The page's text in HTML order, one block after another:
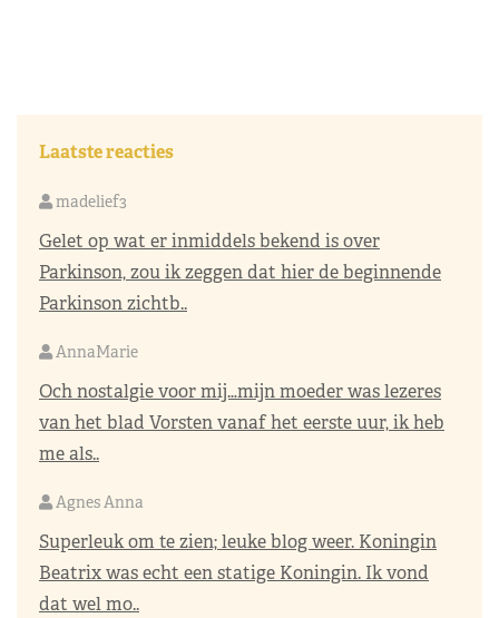
Laatste reacties
madelief3
Gelet op wat er inmiddels bekend is over
Parkinson, zou ik zeggen dat hier de beginnende
Parkinson zichtb..
AnnaMarie
Och nostalgie voor mij…mijn moeder was lezeres
van het blad Vorsten vanaf het eerste uur, ik heb
me als..
Agnes Anna
Superleuk om te zien; leuke blog weer. Koningin
Beatrix was echt een statige Koningin. Ik vond
dat wel mo..